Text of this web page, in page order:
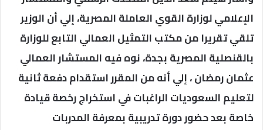
الإعلامي لوزارة القوي العاملة المصرية، إلي أن الوزير
تلقي تقريرا من مكتب التمثيل العمالي التابع للوزارة
بالقنصلية المصرية بجدة، نوه فيه المستشار العمالي
عثمان رمضان ، إلي أنه من المقرر استقدام دفعة ثانية
لتعليم السعوديات الراغبات في استخراج رخصة قيادة
خاصة بعد حضور دورة تدريبية بمعرفة المدربات